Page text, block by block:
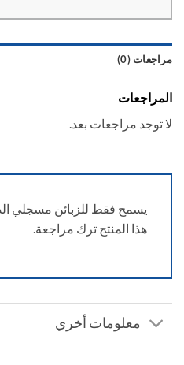
(0)
مراجعات بعد.
يسمح فقط للزبائن مسجلي الدخول
هذا المنتج ترك مراجعة.
معلومات أخري